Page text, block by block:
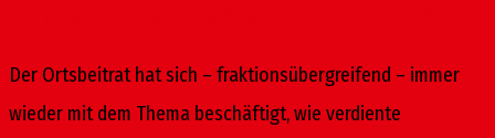
Der Ortsbeitrat hat sich – fraktionsübergreifend – immer
wieder mit dem Thema beschäftigt, wie verdiente